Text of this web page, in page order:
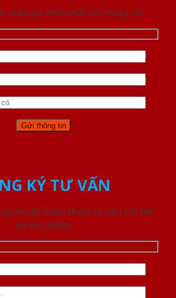
báo giá mới nhất từ chúng tôi
KÝ TƯ VẤN
tôi để nhận được tư vấn chi tiết
về sản phẩm